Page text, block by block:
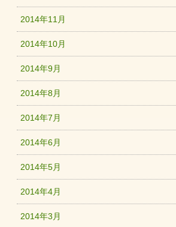
2014年11月
2014年10月
2014年9月
2014年8月
2014年7月
2014年6月
2014年5月
2014年4月
2014年3月